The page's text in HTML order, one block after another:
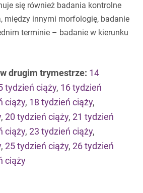
się również badania kontrolne
między innymi morfologię, badanie
terminie – badanie w kierunku
drugim trymestrze: 14
tydzień ciąży, 16 tydzień
ciąży, 18 tydzień ciąży,
, 20 tydzień ciąży, 21 tydzień
ciąży, 23 tydzień ciąży,
, 25 tydzień ciąży, 26 tydzień
ciąży